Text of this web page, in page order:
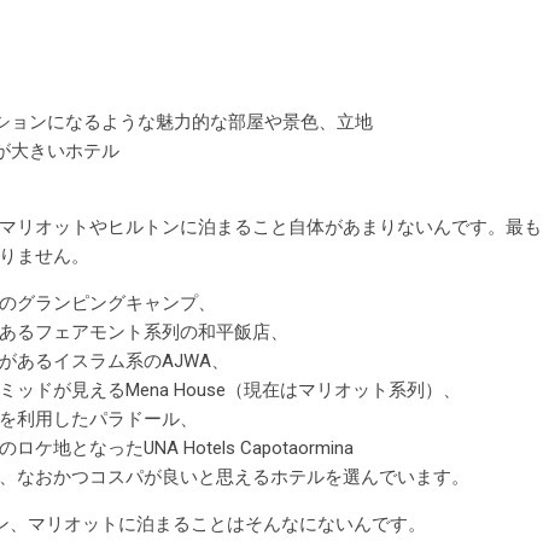
ョンになるような魅力的な部屋や景色、立地
大きいホテル
リオットやヒルトンに泊まること自体があまりないんです。最
ません。
グランピングキャンプ、
るフェアモント系列の和平飯店、
あるイスラム系のAJWA、
ッドが見えるMena House（現在はマリオット系列）、
利用したパラドール、
ロケ地となったUNA Hotels Capotaormina
なおかつコスパが良いと思えるホテルを選んでいます。
マリオットに泊まることはそんなにないんです。